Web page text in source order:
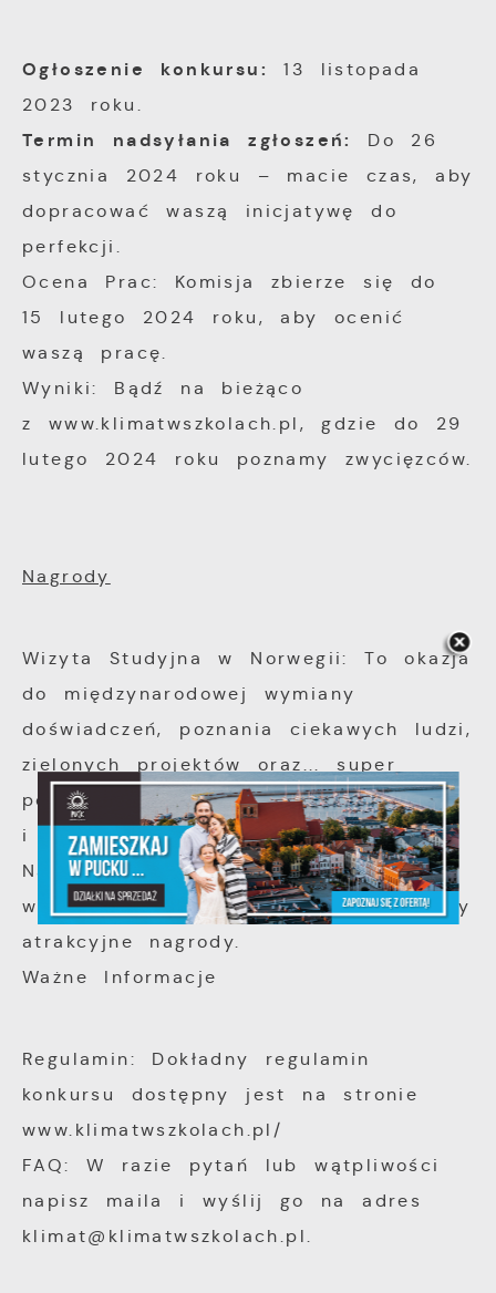
Ogłoszenie konkursu:
13 listopada
2023 roku.
Termin nadsyłania zgłoszeń:
Do 26
stycznia 2024 roku – macie czas, aby
dopracować waszą inicjatywę do
perfekcji.
Ocena Prac: Komisja zbierze się do
15 lutego 2024 roku, aby ocenić
waszą pracę.
Wyniki: Bądź na bieżąco
z www.klimatwszkolach.pl, gdzie do 29
lutego 2024 roku poznamy zwycięzców.
Nagrody
Wizyta Studyjna w Norwegii: To okazja
do międzynarodowej wymiany
doświadczeń, poznania ciekawych ludzi,
zielonych projektów oraz... super
podróży w towarzystwie rówieśników
i ekspertów.
Nagrody Rzeczowe: Dla sześciu
wyróżnionych zespołów przygotowaliśmy
atrakcyjne nagrody.
Ważne Informacje
Regulamin: Dokładny regulamin
konkursu dostępny jest na stronie
www.klimatwszkolach.pl/
FAQ: W razie pytań lub wątpliwości
napisz maila i wyślij go na adres
klimat@klimatwszkolach.pl.